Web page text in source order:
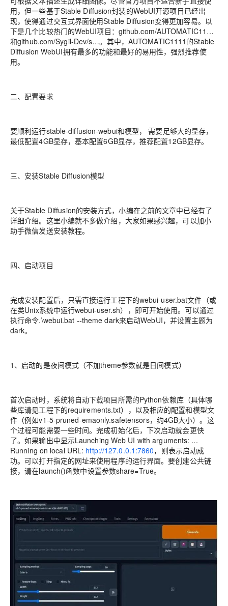
用，但一些基于Stable Diffusion封装的WebUI开源项目已经出
现，使得通过交互式界面使用Stable Diffusion变得更加容易。以
下是几个比较热门的WebUI项目：github.com/AUTOMATIC11…
和github.com/Sygil-Dev/s…。其中，AUTOMATIC1111的Stable
Diffusion WebUI拥有最多的功能和最好的易用性，强烈推荐使
用。
二、配置要求
要顺利运行stable-diffusion-webui和模型， 需要足够大的显存，
最低配置4GB显存，基本配置6GB显存，推荐配置12GB显存。
三、安装Stable Diffusion模型
关于Stable Diffusion的安装方式，小编在之前的文章中已经有了
详细介绍。这里小编就不多做介绍，大家如果感兴趣，可以加小
助手微信发送安装教程。
四、启动项目
完成安装配置后，只需直接运行工程下的webui-user.bat文件（或
在类Unix系统中运行webui-user.sh），即可开始使用。可以通过
执行命令.\webui.bat --theme dark来启动WebUI，并设置主题为
dark。
1、启动的是夜间模式（不加theme参数就是日间模式）
首次启动时，系统将自动下载项目所需的Python依赖库（具体哪
些库请见工程下的requirements.txt），以及相应的配置和模型文
件（例如v1-5-pruned-emaonly.safetensors，约4GB大小）。这
个过程可能需要一些时间。完成初始化后，下次启动就会更快
了。如果输出中显示Launching Web UI with arguments: ...
Running on local URL: http://127.0.0.1:7860，则表示启动成
功。可以打开指定的网址来使用程序的运行界面。要创建公共链
接，请在launch()函数中设置参数share=True。